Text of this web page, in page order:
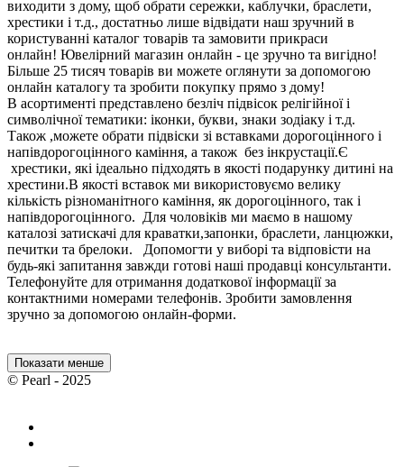
виходити з дому, щоб обрати сережки, каблучки, браслети,
хрестики і т.д., достатньо лише відвідати наш зручний в
користуванні каталог товарів та замовити прикраси
онлайн! Ювелірний магазин онлайн - це зручно та вигідно!
Більше 25 тисяч товарів ви можете оглянути за допомогою
онлайн каталогу та зробити покупку прямо з дому!
В асортименті представлено безліч підвісок релігійної і
символічної тематики: іконки, букви, знаки зодіаку і т.д.
Також ,можете обрати підвіски зі вставками дорогоцінного і
напівдорогоцінного каміння, а також без інкрустації.Є
хрестики, які ідеально підходять в якості подарунку дитині на
хрестини.В якості вставок ми використовуємо велику
кількість різноманітного каміння, як дорогоцінного, так і
напівдорогоцінного. Для чоловіків ми маємо в нашому
каталозі затискачі для краватки,запонки, браслети, ланцюжки,
печитки та брелоки. Допомогти у виборі та відповісти на
будь-які запитання завжди готові наші продавці консультанти.
Телефонуйте для отримання додаткової інформації за
контактними номерами телефонів. Зробити замовлення
зручно за допомогою онлайн-форми.
Показати менше
© Pearl - 2025